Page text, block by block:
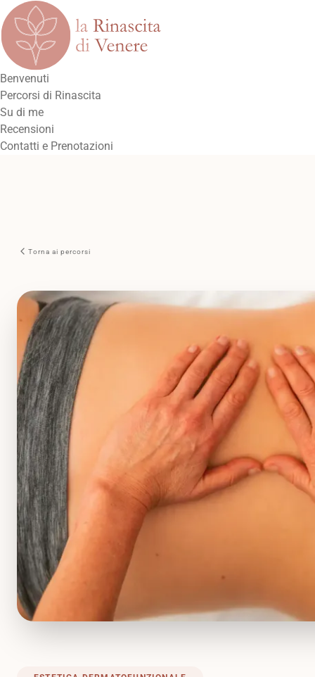
Benvenuti
Percorsi di Rinascita
Su di me
Recensioni
Contatti e Prenotazioni
Torna ai percorsi